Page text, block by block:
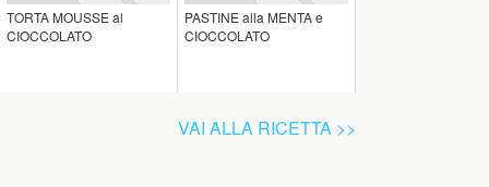
TORTA MOUSSE al
CIOCCOLATO
PASTINE alla MENTA e
CIOCCOLATO
VAI ALLA RICETTA >>